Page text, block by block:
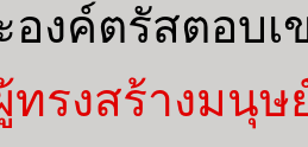
องค์ตรัสตอบ
รงสร้างมนุษ